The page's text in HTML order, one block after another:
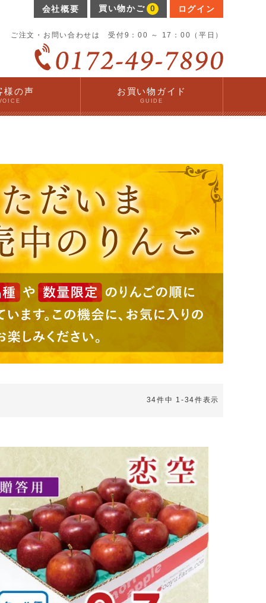
会社概要 買い物かご 0 ログイン
ご注文・お問い合わせは 受付9：00 ～ 17：00（平日）
様の声 お買い物ガイド
GUIDE
34件中 1 -34件表示